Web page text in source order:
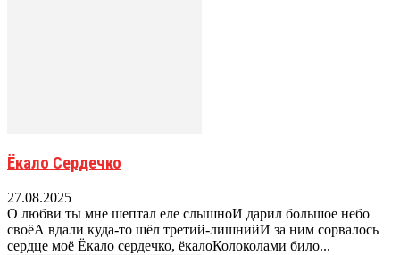
Ёкало Сердечко
27.08.2025
О любви ты мне шептал еле слышноИ дарил большое небо
своёА вдали куда-то шёл третий-лишнийИ за ним сорвалось
сердце моё Ёкало сердечко, ёкалоКолоколами било...